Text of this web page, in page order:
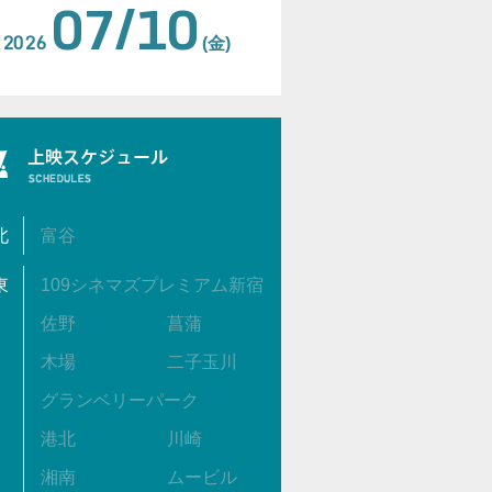
2026 07/10 (金)
富谷
109シネマズプレミアム新宿
佐野 菖蒲
木場 二子玉川
グランベリーパーク
港北 川崎
湘南 ムービル